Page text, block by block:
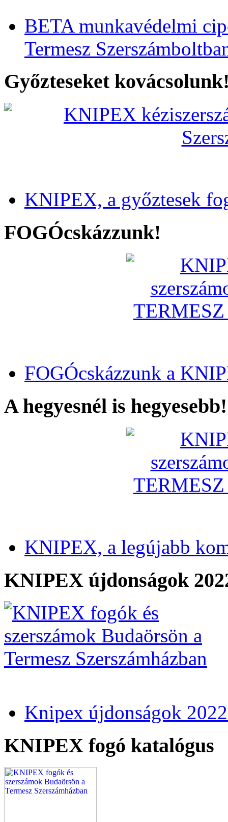
BETA munkavédelmi
Termesz
Győzteseket
KNIPEX, a győztesek
FOGÓcskázzunk!
FOGÓcskázzunk a
A hegyesnél is hegyesebb!
KNIPEX, a legújabb
KNIPEX újdonságok
Knipex újdonságok
KNIPEX fogó katalógus